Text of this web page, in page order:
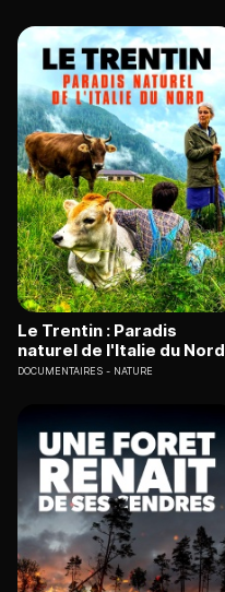
Le Trentin : Paradis
naturel de l'Italie du Nord
DOCUMENTAIRES NATURE